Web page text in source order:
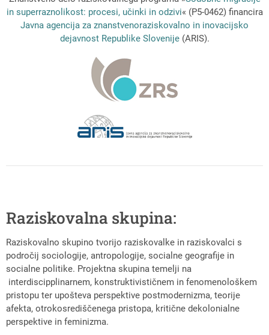
in superraznolikost: procesi, učinki in odzivi« (P5-0462) financira
Javna agencija za znanstvenoraziskovalno in inovacijsko
dejavnost Republike Slovenije(ARIS).
Raziskovalna skupina:
Raziskovalno skupino tvorijo raziskovalke in raziskovalci s
področij sociologije, antropologije, socialne geografije in
socialne politike. Projektna skupina temelji na
interdiscipplinarnem, konstruktivističnem in fenomenološkem
pristopu ter upošteva perspektive postmodernizma, teorije
afekta, otrokosrediščenega pristopa, kritične dekolonialne
perspektive in feminizma.